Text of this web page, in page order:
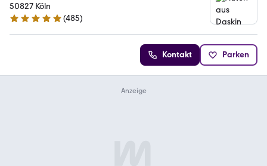
50827 Köln
4.9 Sterne
(485)
Kontakt Parken